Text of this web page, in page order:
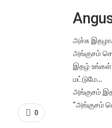
0
அச்சு
அங்குசம்
இதழ் உங்கள்
மட்டுமே...
அங்குசம்
"அங்குசம்